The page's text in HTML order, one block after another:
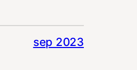
sep 2023